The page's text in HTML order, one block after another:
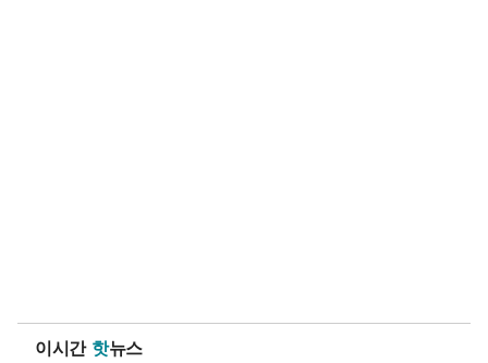
이시간 핫뉴스